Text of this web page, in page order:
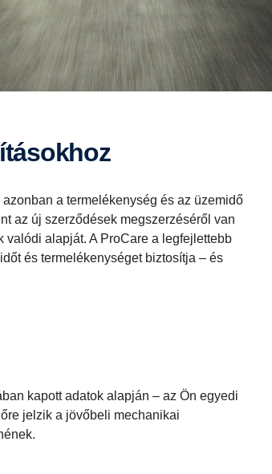
a termelékenység és az üzemidő
az új szerződések megszerzéséről van
alapját. A ProCare a legfejlettebb
és termelékenységet biztosítja – és
kapott adatok alapján – az Ön egyedi
jelzik a jövőbeli mechanikai